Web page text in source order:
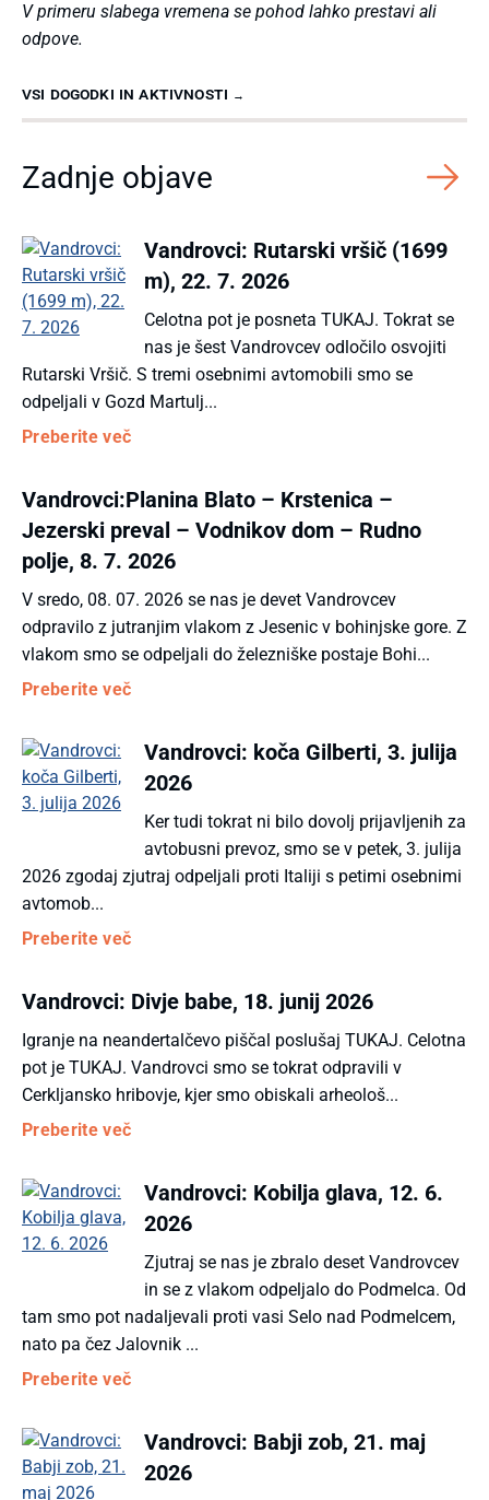
Zadnje objave
Vandrovci: Rutarski vršič (1699
m), 22. 7. 2026
Celotna pot je posneta TUKAJ. Tokrat se
nas je šest Vandrovcev odločilo osvojiti
Rutarski Vršič. S tremi osebnimi avtomobili smo se
odpeljali v Gozd Martulj...
Preberite več
Vandrovci:Planina Blato – Krstenica –
Jezerski preval – Vodnikov dom – Rudno
polje, 8. 7. 2026
V sredo, 08. 07. 2026 se nas je devet Vandrovcev
odpravilo z jutranjim vlakom z Jesenic v bohinjske gore. Z
vlakom smo se odpeljali do železniške postaje Bohi...
Preberite več
Vandrovci: koča Gilberti, 3. julija
2026
Ker tudi tokrat ni bilo dovolj prijavljenih za
avtobusni prevoz, smo se v petek, 3. julija
2026 zgodaj zjutraj odpeljali proti Italiji s petimi osebnimi
avtomob...
Preberite več
Vandrovci: Divje babe, 18. junij 2026
Igranje na neandertalčevo piščal poslušaj TUKAJ. Celotna
pot je TUKAJ. Vandrovci smo se tokrat odpravili v
Cerkljansko hribovje, kjer smo obiskali arheološ...
Preberite več
Vandrovci: Kobilja glava, 12. 6.
2026
Zjutraj se nas je zbralo deset Vandrovcev
in se z vlakom odpeljalo do Podmelca. Od
tam smo pot nadaljevali proti vasi Selo nad Podmelcem,
nato pa čez Jalovnik ...
Preberite več
Vandrovci: Babji zob, 21. maj
2026
V primeru slabega vremena se pohod lahko prestavi ali
odpove.
VSI DOGODKI in AKTIVNOSTI →